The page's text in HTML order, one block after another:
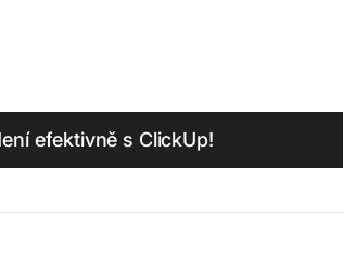
efektivně s ClickUp!